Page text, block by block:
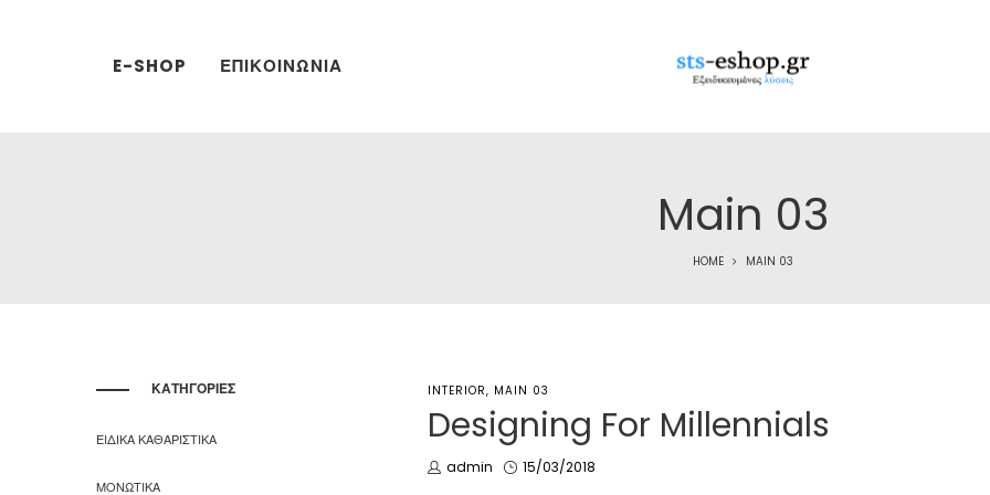
E-SHOP ΕΠΙΚΟΙΝΩΝΙΑ
Main 03
HOME MAIN 03
POSTED
INTERIOR MAIN 03
Designing For Millennials
by
admin
Posted
15/03/2018
ΚΑΤΗΓΟΡΙΕΣ
ΕΙΔΙΚΑ ΚΑΘΑΡΙΣΤΙΚΑ
ΜΟΝΩΤΙΚΑ